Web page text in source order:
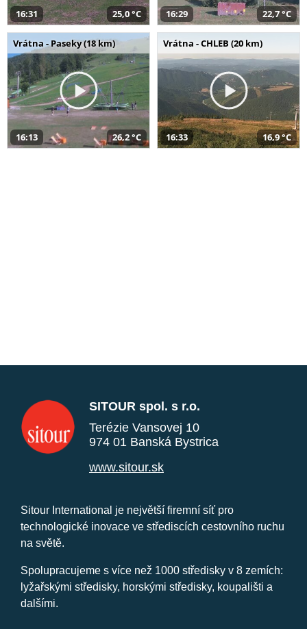
16:31 25,0 °C 16:29 22,7 °C
Vrátna - Paseky (18 km)
16:13 26,2 °C
Vrátna - CHLEB (20 km)
16:33 16,9 °C
SITOUR spol. s r.o.
Terézie Vansovej 10
974 01 Banská Bystrica
www.sitour.sk
Sitour International je největší firemní síť pro
technologické inovace ve střediscích cestovního ruchu
na světě.
Spolupracujeme s více než 1000 středisky v 8 zemích:
lyžařskými středisky, horskými středisky, koupališti a
dalšími.